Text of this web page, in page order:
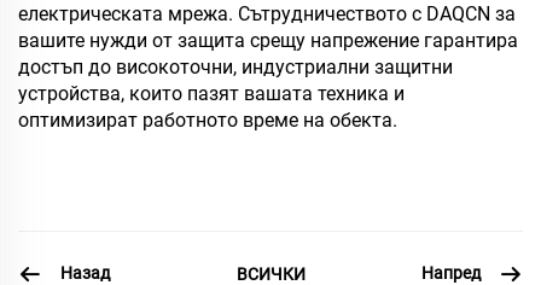
електрическата мрежа. Сътрудничеството с DAQCN за
вашите нужди от защита срещу напрежение гарантира
достъп до високоточни, индустриални защитни
устройства, които пазят вашата техника и
оптимизират работното време на обекта.
Назад ВСИЧКИ Напред